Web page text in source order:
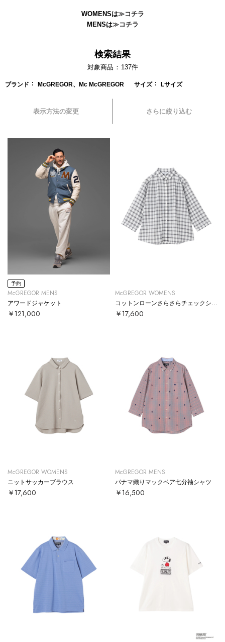
WOMENSは≫コチラ
MENSは≫コチラ
検索結果
対象商品 137件
ブランド McGREGOR、Mc McGREGOR サイズ Lサイズ
表示方法の変更 さらに絞り込む
予約
McGREGOR MENS
アワードジャケット
￥121,000
McGREGOR WOMENS
コットンローンさらさらチェックシャツ
￥17,600
McGREGOR WOMENS
ニットサッカーブラウス
￥17,600
McGREGOR MENS
パナマ織りマックベア七分袖シャツ
￥16,500